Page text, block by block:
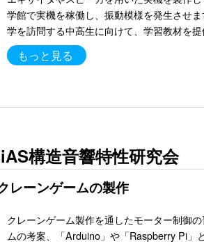
学館で実機を稼働し、振動模様を発生させ
学を訪問する中高生に向けて、学習教材を提
もっと見る
構造音響特性研究会
レーンゲームの製作
クレーンゲーム製作を通したモーター制御
ムの考案、「Arduino」や「Raspberry Pi」